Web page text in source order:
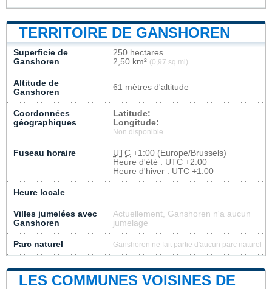
TERRITOIRE DE GANSHOREN
Superficie de
Ganshoren
250 hectares
2,50 km² (0,97 sq mi)
Altitude de
Ganshoren
61 mètres d'altitude
Coordonnées
géographiques
Latitude:
Longitude:
Non disponible
Fuseau horaire UTC +1:00 (Europe/Brussels)
Heure d'été : UTC +2:00
Heure d'hiver : UTC +1:00
Heure locale
Villes jumelées avec
Ganshoren
Actuellement, Ganshoren n'a aucun
jumelage
Parc naturel Ganshoren ne fait partie d'aucun parc naturel
LES COMMUNES VOISINES DE